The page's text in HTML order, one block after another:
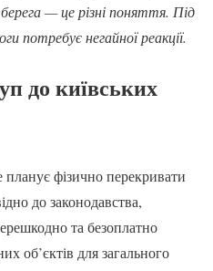
— це різні поняття. Під
потребує негайної реакції.
до київських
фізично перекривати
до законодавства,
та безоплатно
об’єктів для загального